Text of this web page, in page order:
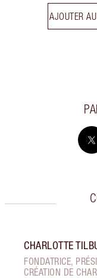
AJOUTER
CHARLOTTE
FONDATRICE,
CRÉATION DE